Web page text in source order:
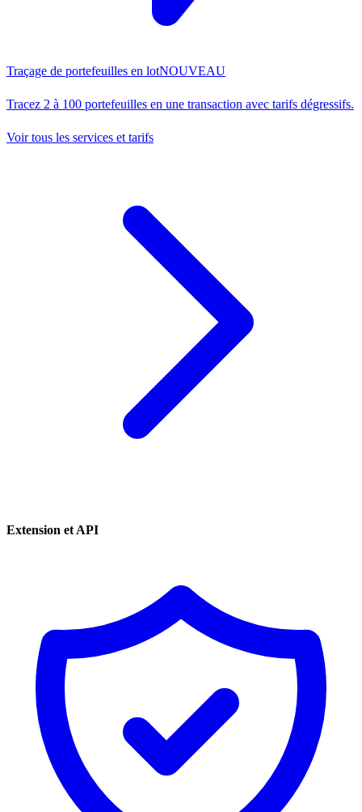
Traçage de portefeuilles en lotNOUVEAU
Tracez 2 à 100 portefeuilles en une transaction avec tarifs dégressifs.
Voir tous les services et tarifs
Extension et API